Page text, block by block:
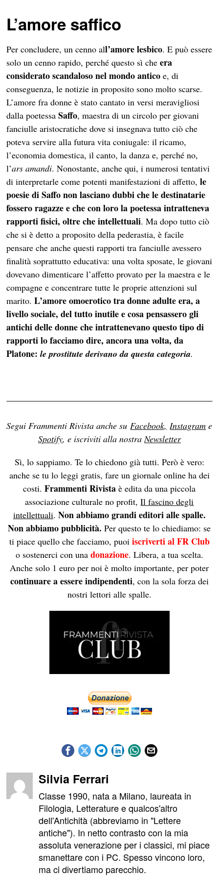
L’amore saffico
Per concludere, un cenno all’amore lesbico. E può essere
solo un cenno rapido, perché questo sì cheera
considerato scandaloso nel mondo antico e, di
conseguenza, le notizie in proposito sono molto scarse.
L’amore fra donne è stato cantato in versi meravigliosi
dalla poetessaSaffo, maestra di un circolo per giovani
fanciulle aristocratiche dove si insegnava tutto ciò che
poteva servire alla futura vita coniugale: il ricamo,
l’economia domestica, il canto, la danza e, perché no,
l’ars amandi. Nonostante, anche qui, i numerosi tentativi
di interpretarle come potenti manifestazioni di affetto,le
poesie di Saffo non lasciano dubbi che le destinatarie
fossero ragazze e che con loro la poetessa intratteneva
rapporti fisici, oltre che intellettuali. Ma dopo tutto ciò
che si è detto a proposito della pederastia, è facile
pensare che anche questi rapporti tra fanciulle avessero
finalità soprattutto educativa: una volta sposate, le giovani
dovevano dimenticare l’affetto provato per la maestra e le
compagne e concentrare tutte le proprie attenzioni sul
marito.L’amore omoerotico tra donne adulte era, a
livello sociale, del tutto inutile e cosa pensassero gli
antichi delle donne che intrattenevano questo tipo di
rapporti lo facciamo dire, ancora una volta, da
Platone:le prostitute derivano da questa categoria.
Segui Frammenti Rivista anche suFacebook, Instagram e
Spotify, e iscriviti alla nostraNewsletter
Sì, lo sappiamo. Te lo chiedono già tutti. Però è vero:
anche se tu lo leggi gratis, fare un giornale online ha dei
costi.Frammenti Rivistaè edita da una piccola
associazione culturale no profit,Il fascino degli
intellettuali. Non abbiamo grandi editori alle spalle.
Non abbiamo pubblicità. Per questo te lo chiediamo: se
ti piace quello che facciamo, puoi iscriverti al FR Club
o sostenerci con una donazione. Libera, a tua scelta.
Anche solo 1 euro per noi è molto importante, per poter
continuare a essere indipendenti, con la sola forza dei
nostri lettori alle spalle.
Silvia Ferrari
Classe 1990, nata a Milano, laureata in
Filologia, Letterature e qualcos'altro
dell'Antichità (abbreviamo in "Lettere
antiche"). In netto contrasto con la mia
assoluta venerazione per i classici, mi piace
smanettare con i PC. Spesso vincono loro,
ma ci divertiamo parecchio.